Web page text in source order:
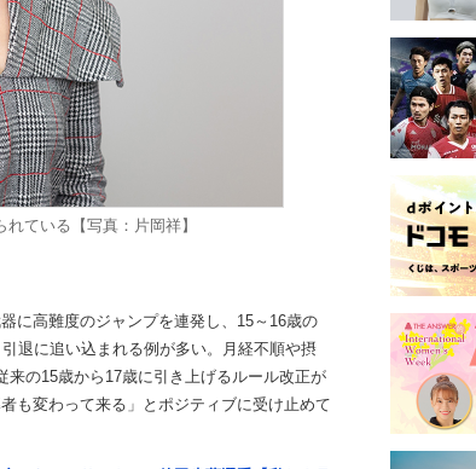
ている【写真：片岡祥】
に高難度のジャンプを連発し、15～16歳の
退に追い込まれる例が多い。月経不順や摂
の15歳から17歳に引き上げるルール改正が
も変わって来る」とポジティブに受け止めて